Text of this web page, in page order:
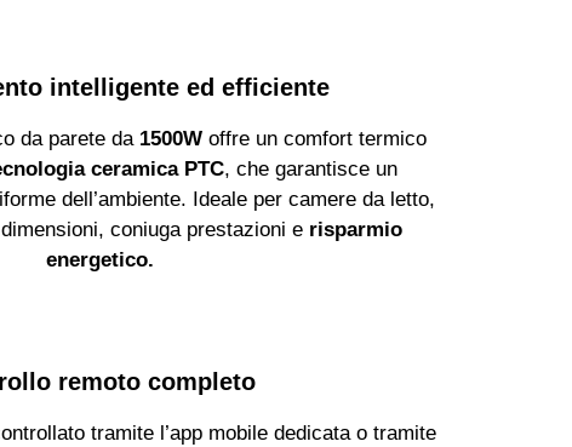
intelligente ed efficiente
da parete da 1500W offre un comfort termico
ceramica PTC, che garantisce un
dell’ambiente. Ideale per camere da letto,
coniuga prestazioni e risparmio
energetico.
remoto completo
tramite l’app mobile dedicata o tramite